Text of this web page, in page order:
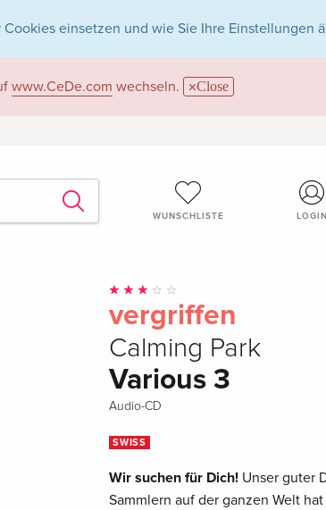
einsetzen und wie Sie Ihre Einstellungen
www.CeDe.com wechseln. Close
WUNSCHLISTE LOGIN
vergriffen
Calming Park
Various 3
Audio-CD
SWISS
Wir suchen für Dich! Unser guter
Sammlern auf der ganzen Welt